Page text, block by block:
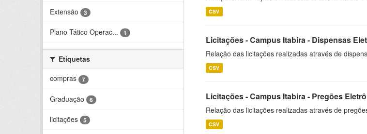
Extensão 3
Plano Tático Operac... 1
Etiquetas
compras
7
Graduação 6
licitações 5
CSV
Licitações - Campus Itabira - Dispensas
Relação das licitações realizadas através de
CSV
Licitações - Campus Itabira - Pregões
Relação das licitações realizadas através de
CSV